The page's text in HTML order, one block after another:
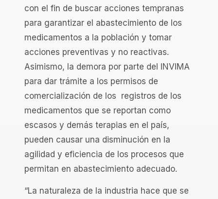
con el fin de buscar acciones tempranas
para garantizar el abastecimiento de los
medicamentos a la población y tomar
acciones preventivas y no reactivas.
Asimismo, la demora por parte del INVIMA
para dar trámite a los permisos de
comercialización de los registros de los
medicamentos que se reportan como
escasos y demás terapias en el país,
pueden causar una disminución en la
agilidad y eficiencia de los procesos que
permitan en abastecimiento adecuado.
“La naturaleza de la industria hace que se